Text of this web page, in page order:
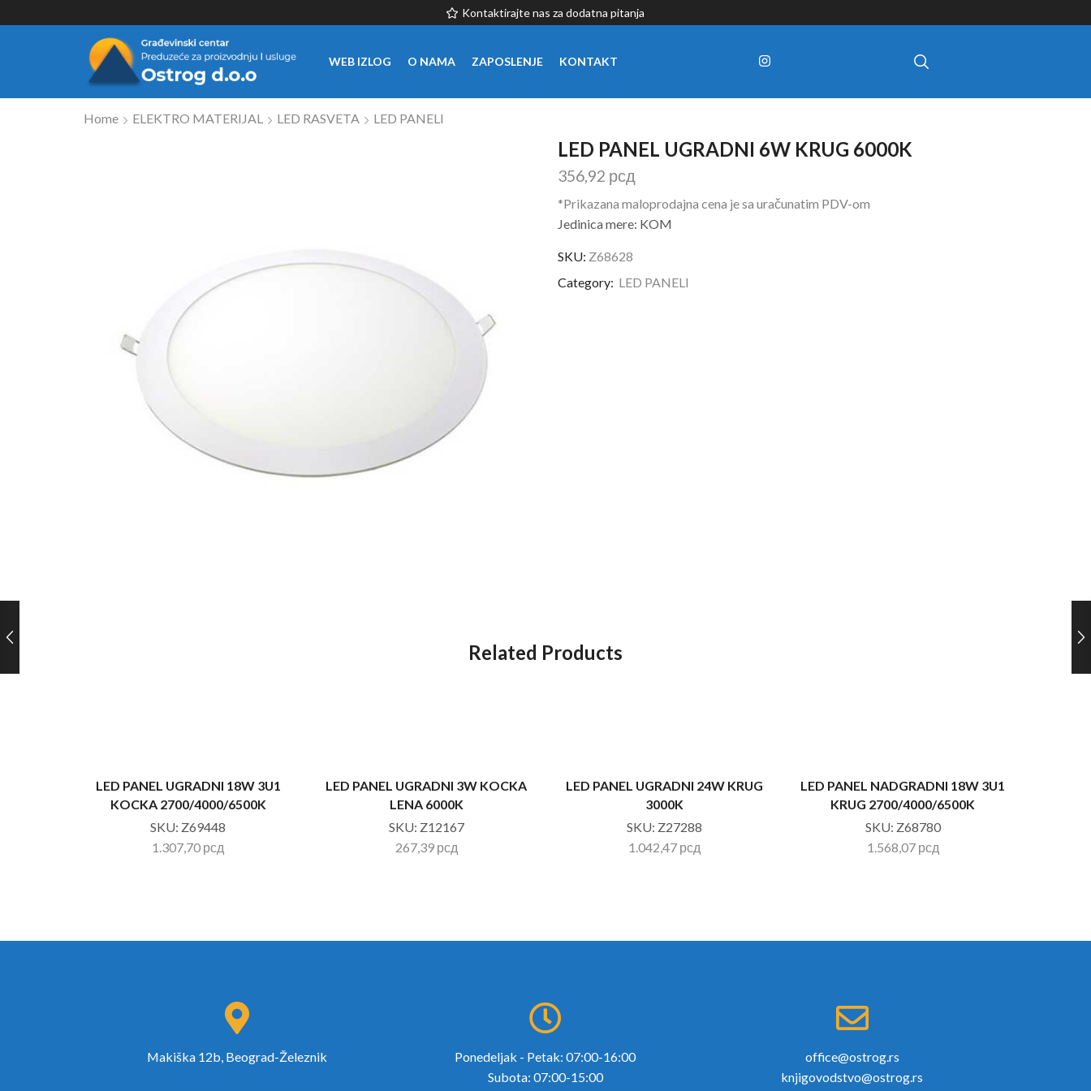
Kontaktirajte nas za dodatna pitanja
WEB IZLOG O NAMA ZAPOSLENJE KONTAKT
Home ELEKTRO MATERIJAL LED RASVETA LED PANELI
LED PANEL UGRADNI 6W KRUG 6000K
356,92 рсд
*Prikazana maloprodajna cena je sa uračunatim PDV-om
Jedinica mere: KOM
SKU: Z68628
Category: LED PANELI
Related Products
LED PANEL UGRADNI 18W 3U1
KOCKA 2700/4000/6500K
SKU: Z69448
1.307,70 рсд
LED PANEL UGRADNI 3W KOCKA
LENA 6000K
SKU: Z12167
267,39 рсд
LED PANEL UGRADNI 24W KRUG
3000K
SKU: Z27288
1.042,47 рсд
LED PANEL NADGRADNI 18W 3U1
KRUG 2700/4000/6500K
SKU: Z68780
1.568,07 рсд
Makiška 12b, Beograd-Železnik
Ponedeljak - Petak: 07:00-16:00
Subota: 07:00-15:00
office@ostrog.rs
knjigovodstvo@ostrog.rs